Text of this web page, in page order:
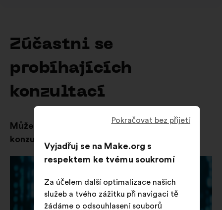
Zúčastni se
probíhajících
konzultací
Můžeš procházet také výsledky předchozích
konzultací
Pokračovat bez přijetí
Vyjadřuj se na Make.org s
respektem ke tvému soukromí
Za účelem další optimalizace našich
služeb a tvého zážitku při navigaci tě
žádáme o odsouhlasení souborů